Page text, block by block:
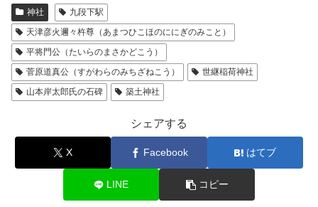
神社
九段下駅
天津彦火邇々杵尊（あまつひこほのににぎのみこと）
平将門公（たいらのまさかどこう）
菅原道真公（すがわらのみちざねこう）
世継稲荷神社
山本岸太郎氏の石碑
築土神社
シェアする
X Facebook はてブ
LINE コピー